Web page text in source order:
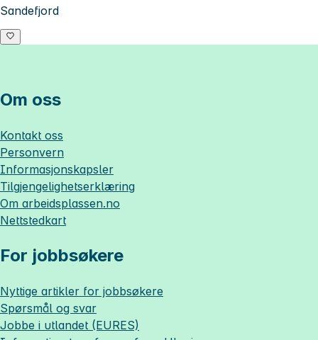
Sandefjord
Om oss
Kontakt oss
Personvern
Informasjonskapsler
Tilgjengelighetserklæring
Om arbeidsplassen.no
Nettstedkart
For jobbsøkere
Nyttige artikler for jobbsøkere
Spørsmål og svar
Jobbe i utlandet (EURES)